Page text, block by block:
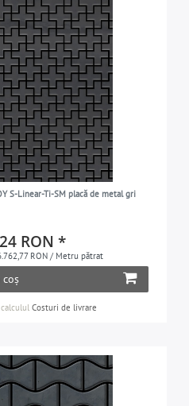
S-Linear-Ti-SM placă de metal gri
RON *
RON / Metru pătrat
Costuri de livrare